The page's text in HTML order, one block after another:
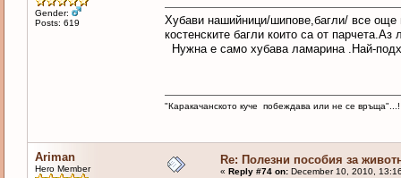
Gender:
Posts: 619
Хубави нашийници/шипове,багли/ все
костенските багли които са от
Нужна е само хубава ламарина .Най-
"Каракачанското куче побеждава или не се връща"...!
Ariman
Hero Member
Re: Полезни пособия за
« Reply #74 on:December 10, 2010,